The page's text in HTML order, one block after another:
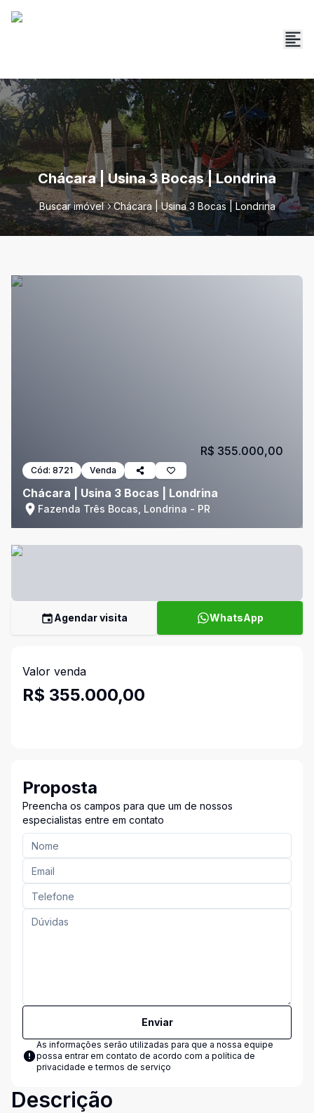
Chácara | Usina 3 Bocas | Londrina
Buscar imóvel Chácara | Usina 3 Bocas | Londrina
Cód: 8721 Venda
Chácara | Usina 3 Bocas | Londrina
Fazenda Três Bocas, Londrina - PR
R$ 355.000,00
Agendar visita WhatsApp
Valor venda
R$ 355.000,00
Proposta
Preencha os campos para que um de nossos
especialistas entre em contato
Enviar
As informações serão utilizadas para que a nossa equipe
possa entrar em contato de acordo com a política de
privacidade e termos de serviço
Descrição